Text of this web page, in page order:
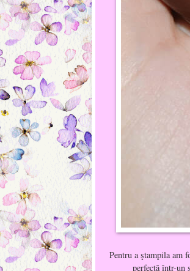
Pentru a ştampila am
perfectă într-un